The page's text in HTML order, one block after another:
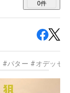
0件
#パター #オデッセ